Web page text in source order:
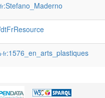
:Stefano_Maderno
fr:1576_en_arts_plastiques